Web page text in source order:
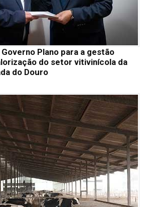
Plano para a gestão
do setor vitivinícola da
do Douro